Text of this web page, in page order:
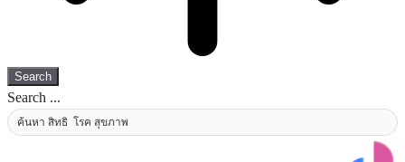
Search
Search ...